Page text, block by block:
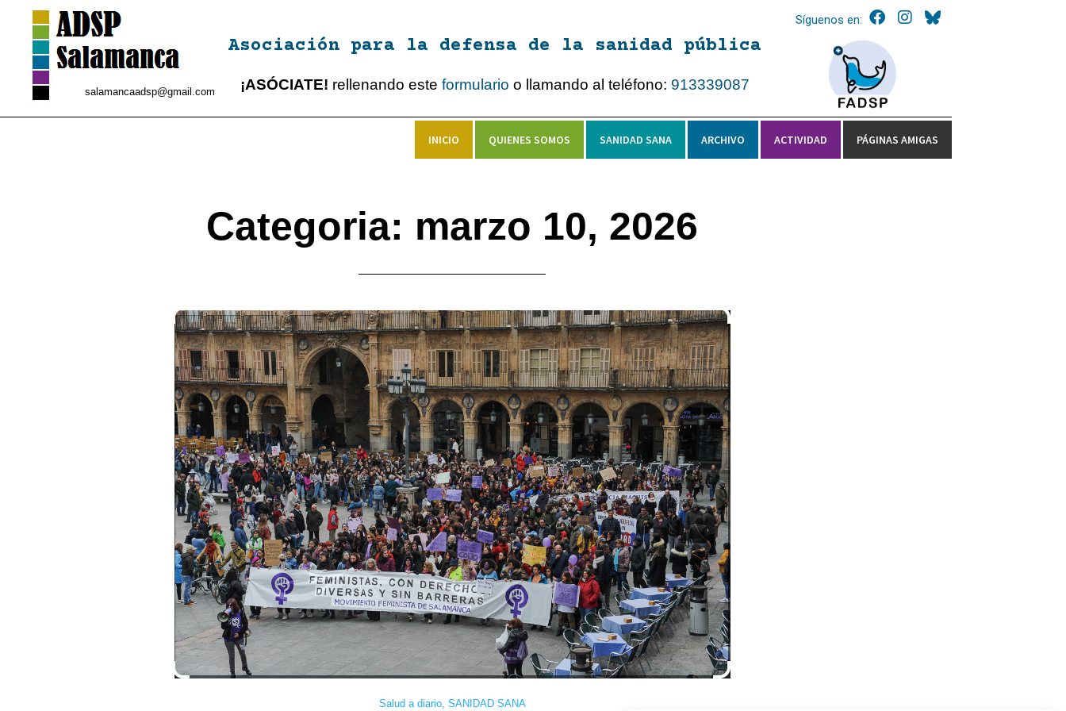
salamancaadsp@gmail.com
Asociación para la defensa de la sanidad pública
¡ASÓCIATE! rellenando esteformulario o llamando al teléfono: 913339087
Síguenos en:
INICIO QUIENES SOMOS SANIDAD SANA ARCHIVO ACTIVIDAD PÁGINAS AMIGAS
Categoria: marzo 10, 2026
Salud a diario, SANIDAD SANA